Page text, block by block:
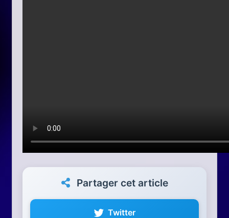
Partager cet article
Twitter